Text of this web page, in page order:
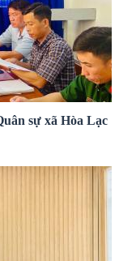
sự xã Hòa Lạc